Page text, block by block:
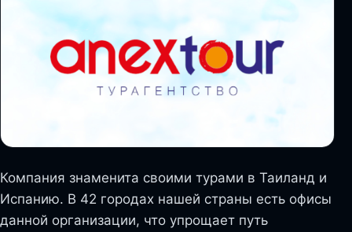
Компания знаменита своими турами в Таиланд и
Испанию. В 42 городах нашей страны есть офисы
данной организации, что упрощает путь